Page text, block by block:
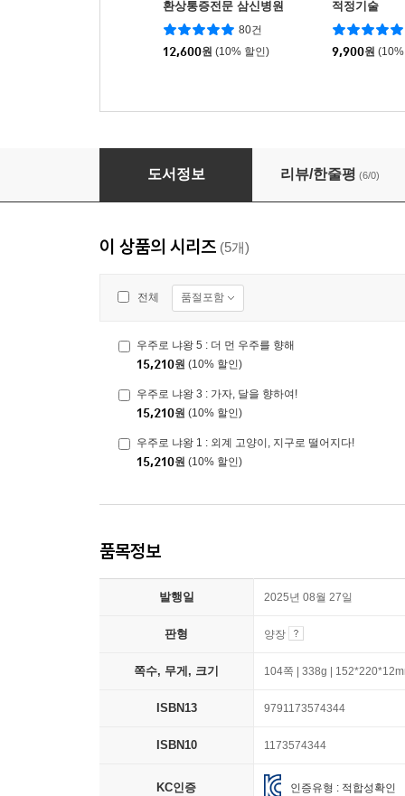
환상통증전문 삼신병원
80건
12,600원 (10% 할인)
적정기술
9,900원
우주로 냐왕 2 : 우주 동물 선발 대회
도서정보 리뷰/한줄평 (6/0)
이 상품의 시리즈 (5개)
전체 품절포함
우주로 냐왕 5 : 더 먼 우주를 향해
15,210원 (10% 할인)
우주로 냐왕 3 : 가자, 달을 향하여!
15,210원 (10% 할인)
우주로 냐왕 1 : 외계 고양이, 지구로 떨어지다!
15,210원 (10% 할인)
품목정보
발행일 2025년 08월 27일
판형 양장
쪽수, 무게, 크기 104쪽 | 338g |
ISBN13 9791173574344
ISBN10 1173574344
KC인증 인증유형 : 적합성확인